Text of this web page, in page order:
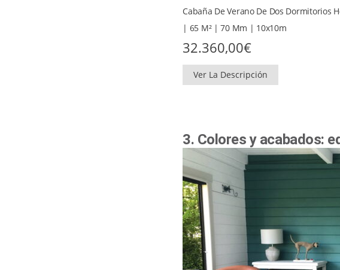
Cabaña De Verano De Dos Dormitorios
| 65 M² | 70 Mm | 10x10m
32.360,00€
Ver La Descripción
3. Colores y acabados: